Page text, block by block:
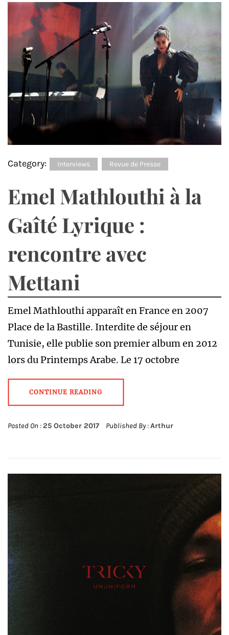
Category: Interviews Revue de Presse
Emel Mathlouthi à la
Gaîté Lyrique :
rencontre avec
Mettani
Emel Mathlouthi apparaît en France en 2007
Place de la Bastille. Interdite de séjour en
Tunisie, elle publie son premier album en 2012
lors du Printemps Arabe. Le 17 octobre
CONTINUE READING
Posted On :25 October 2017 Published By :Arthur